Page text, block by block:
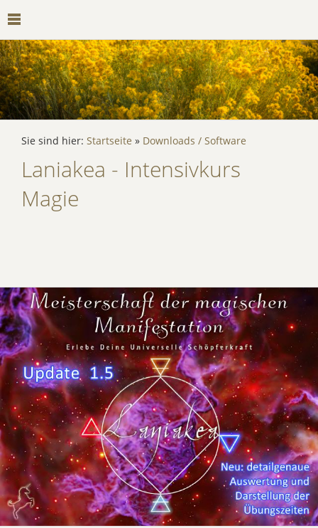
Sie sind hier: Startseite » Downloads / Software
Laniakea - Intensivkurs
Magie